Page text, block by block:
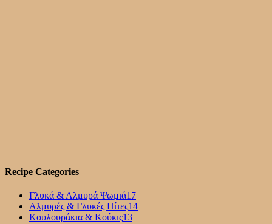
Recipe Categories
Γλυκά & Αλμυρά Ψωμιά17
Αλμυρές & Γλυκές Πίτες14
Κουλουράκια & Κούκις13